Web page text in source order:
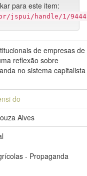
para este item:
jspui/handle/1/9444
de empresas de
reflexão sobre
no sistema capitalista
do
Alves
- Propaganda